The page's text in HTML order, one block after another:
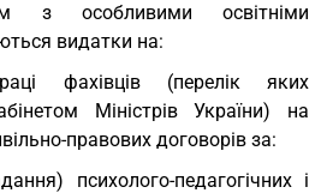
з особливими освітніми
видатки на:
фахівців (перелік яких
Міністрів України) на
правових договорів за:
психолого-педагогічних і